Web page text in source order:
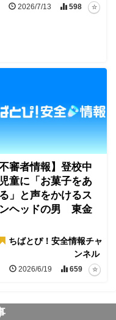
2026/7/13 598
不審者情報】登校中
童に「お菓子をあ
」と声をかけるス
ヘッドの男 東金
ちばとぴ！安全情報チャ
ンネル
2026/6/19 659